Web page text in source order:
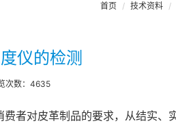
首页 技术资料
仪的检测
次数：4635
者对皮革制品的要求，从结实、